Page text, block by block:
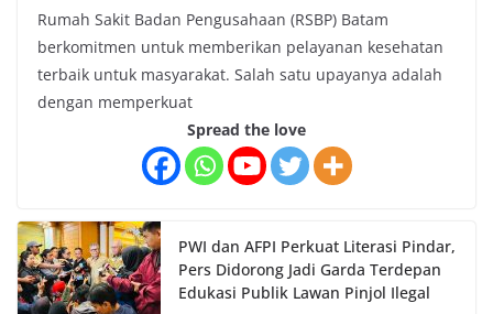
Rumah Sakit Badan Pengusahaan (RSBP) Batam
berkomitmen untuk memberikan pelayanan kesehatan
terbaik untuk masyarakat. Salah satu upayanya adalah
dengan memperkuat
Spread the love
PWI dan AFPI Perkuat Literasi Pindar,
Pers Didorong Jadi Garda Terdepan
Edukasi Publik Lawan Pinjol Ilegal